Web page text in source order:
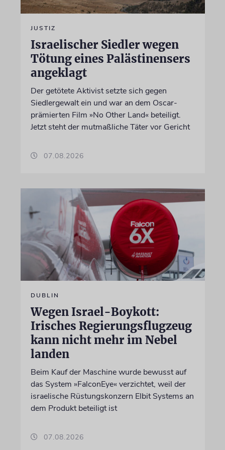
JUSTIZ
Israelischer Siedler wegen
Tötung eines Palästinensers
angeklagt
Der getötete Aktivist setzte sich gegen
Siedlergewalt ein und war an dem Oscar-
prämierten Film »No Other Land« beteiligt.
Jetzt steht der mutmaßliche Täter vor Gericht
07.08.2026
DUBLIN
Wegen Israel-Boykott:
Irisches Regierungsflugzeug
kann nicht mehr im Nebel
landen
Beim Kauf der Maschine wurde bewusst auf
das System »FalconEye« verzichtet, weil der
israelische Rüstungskonzern Elbit Systems an
dem Produkt beteiligt ist
07.08.2026